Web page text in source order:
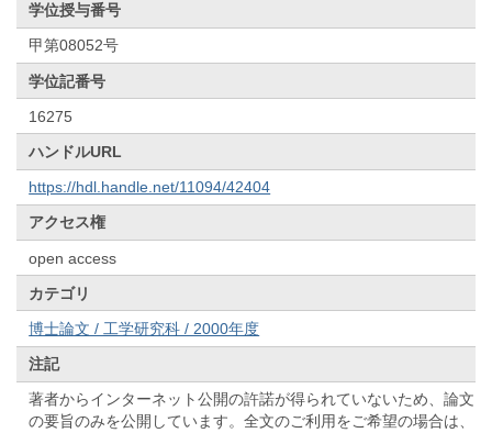
学位授与番号
甲第08052号
学位記番号
16275
ハンドルURL
https://hdl.handle.net/11094/42404
アクセス権
open access
カテゴリ
博士論文 / 工学研究科 / 2000年度
注記
著者からインターネット公開の許諾が得られていないため、論文
の要旨のみを公開しています。全文のご利用をご希望の場合は、